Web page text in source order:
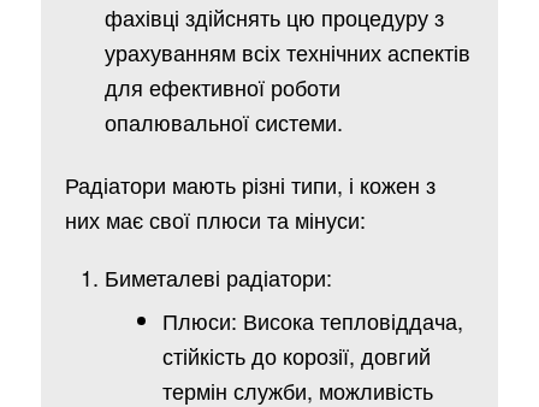
фахівці здійснять цю процедуру з
урахуванням всіх технічних аспектів
для ефективної роботи
опалювальної системи.
Радіатори мають різні типи, і кожен з
них має свої плюси та мінуси:
Биметалеві радіатори:
Плюси: Висока тепловіддача,
стійкість до корозії, довгий
термін служби, можливість